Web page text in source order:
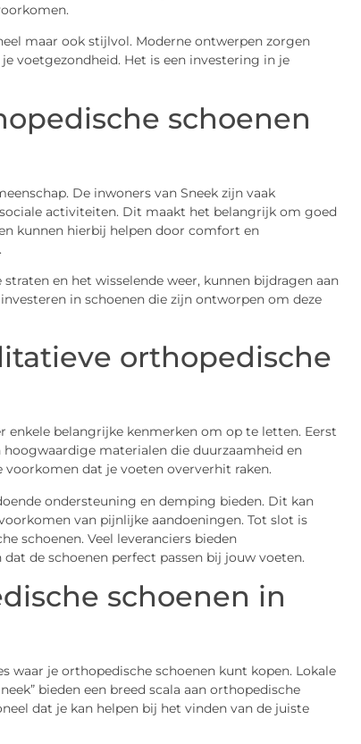
maar ook stijlvol. Moderne ontwerpen zorgen
voetgezondheid. Het is een investering in je
schoenen
De inwoners van Sneek zijn vaak
activiteiten. Dit maakt het belangrijk om goed
kunnen hierbij helpen door comfort en
en het wisselende weer, kunnen bijdragen aan
in schoenen die zijn ontworpen om deze
orthopedische
enkele belangrijke kenmerken om op te letten. Eerst
materialen die duurzaamheid en
dat je voeten oververhit raken.
ondersteuning en demping bieden. Dit kan
van pijnlijke aandoeningen. Tot slot is
schoenen. Veel leveranciers bieden
de schoenen perfect passen bij jouw voeten.
schoenen in
waar je orthopedische schoenen kunt kopen. Lokale
bieden een breed scala aan orthopedische
dat je kan helpen bij het vinden van de juiste